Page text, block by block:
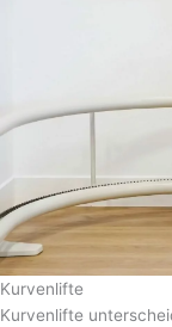
Kurvenlifte
Kurvenlifte